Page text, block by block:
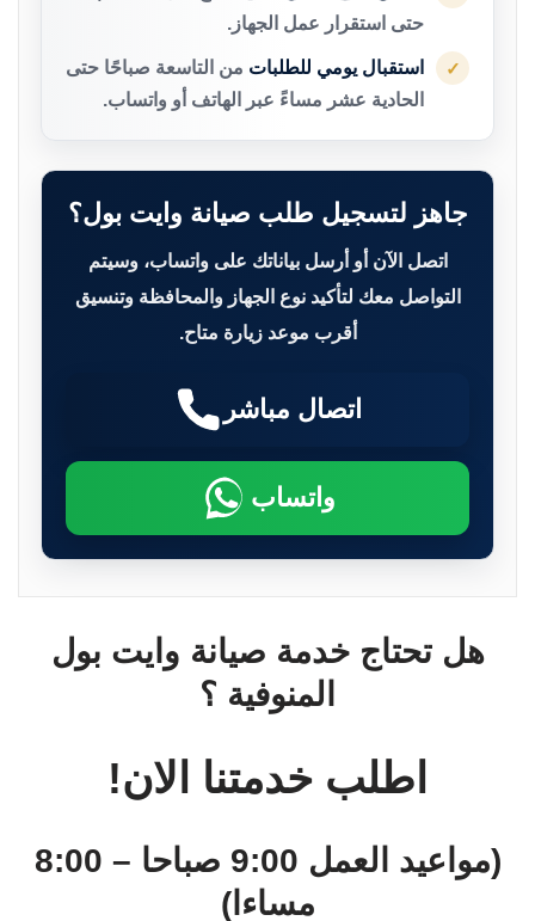
حتى استقرار عمل الجهاز.
✓ استقبال يومي للطلبات من التاسعة صباحًا حتى
الحادية عشر مساءً عبر الهاتف أو واتساب.
جاهز لتسجيل طلب صيانة وايت بول؟
اتصل الآن أو أرسل بياناتك على واتساب، وسيتم
التواصل معك لتأكيد نوع الجهاز والمحافظة وتنسيق
أقرب موعد زيارة متاح.
اتصال مباشر
واتساب
هل تحتاج خدمة صيانة وايت بول
المنوفية ؟
اطلب خدمتنا الان!
(مواعيد العمل 9:00 صباحا – 8:00
مساءا)